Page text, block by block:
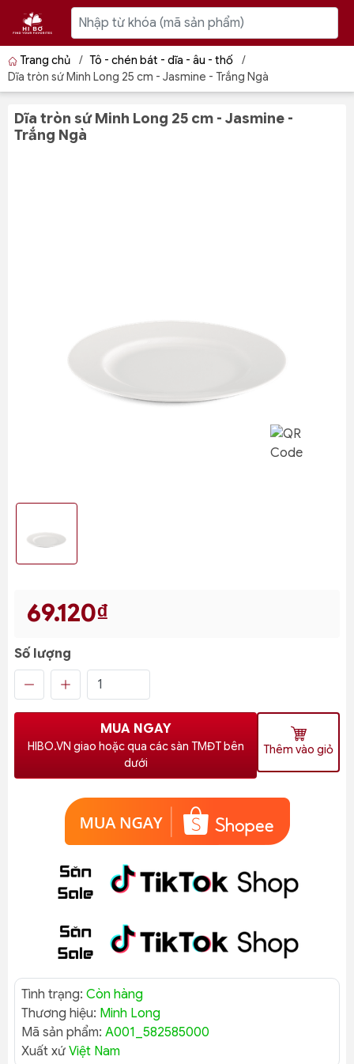
Trang chủ / Tô - chén bát - dĩa - âu - thố
/
Dĩa tròn sứ Minh Long 25 cm - Jasmine - Trắng Ngà
Dĩa tròn sứ Minh Long 25 cm - Jasmine -
Trắng Ngà
69.120₫
Số lượng
MUA NGAY
HIBO.VN giao hoặc qua các sàn TMĐT bên
dưới
Thêm vào giỏ
Tình trạng: Còn hàng
Thương hiệu: Minh Long
Mã sản phẩm: A001_582585000
Xuất xứ Việt Nam